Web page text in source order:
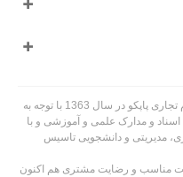
شرکت تولیدی و صنعتی پارسا پلاستیک با نام تجاری پاپکو در سال 1363 با توجه به
و مدارک علمی و آموزشی و با
مدیریتی و دانشجویی تاسیس
مناسب و رضایت مشتری هم اکنون